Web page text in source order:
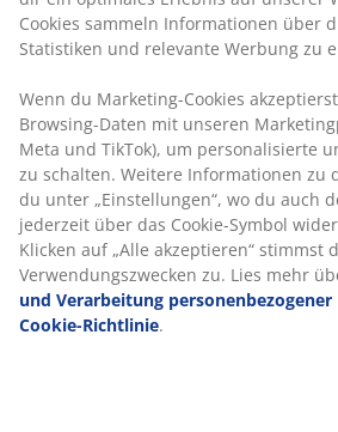
(46)
Lieferung
(z. B. Google, Meta und TikTok), um
statische Anzeigen zu schalten.
zu den Zwecken findest du unter
du auch deine Einwilligung jederzeit
Symbol widerrufen kannst. Durch
akzeptieren“ stimmst du allen drei
Verwendungszwecken zu. Lies mehr
Erhebung und Verarbeitung
Datensowie unsereCookie-Richtlinie .